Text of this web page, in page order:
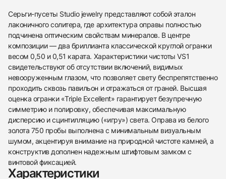
Серьги-пусеты Studio jewelry представляют собой эталон
лаконичного солитера, где архитектура оправы полностью
подчинена оптическим свойствам минералов. В центре
композиции — два бриллианта классической круглой огранки
весом 0,50 и 0,51 карата. Характеристики чистоты VS1
свидетельствуют об отсутствии включений, видимых
невооруженным глазом, что позволяет свету беспрепятственно
проходить сквозь павильон и отражаться от граней. Высшая
оценка огранки «Triple Excellent» гарантирует безупречную
симметрию и полировку, обеспечивая максимальную
дисперсию и сцинтилляцию («игру») света. Оправа из белого
золота 750 пробы выполнена с минимальным визуальным
шумом, акцентируя внимание на природной чистоте камней, а
конструктив дополнен надежным штифтовым замком с
винтовой фиксацией.
Характеристики